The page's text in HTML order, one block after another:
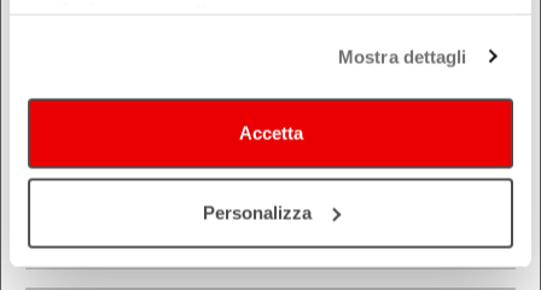
Mostra dettagli
Accetta
Personalizza
Piacenza
Reggio Emilia